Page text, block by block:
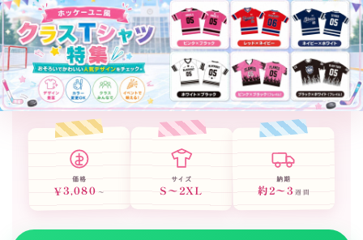
ッ
ケ
ー
ユ
ム
価格
¥3,080 〜
サイズ
S〜2XL
納期
約2〜3 週間